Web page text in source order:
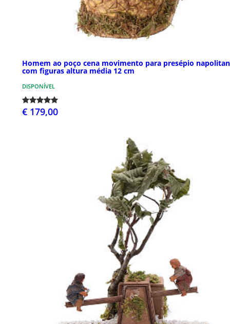
Homem ao poço cena movimento para presépio
com figuras altura média 12 cm
DISPONÍVEL
€ 179,00